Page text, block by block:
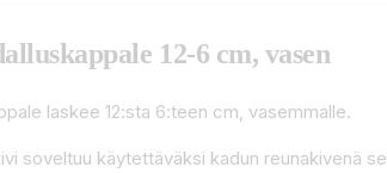
12-6 cm, vasen
laskee 12:sta 6:teen cm, vasemmalle.
soveltuu käytettäväksi kadun reunakivenä